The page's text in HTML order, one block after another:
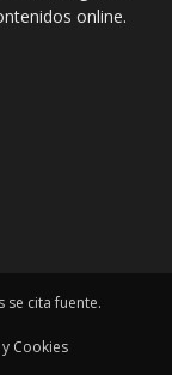
online.
se cita fuente.
Cookies